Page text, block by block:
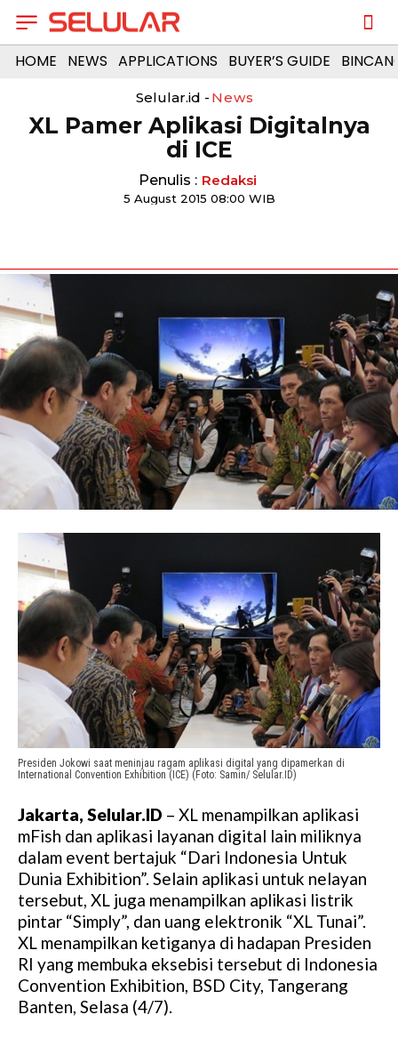
HOME NEWS APPLICATIONS BUYER’S GUIDE
Selular.id - News
XL Pamer Aplikasi Digitalnya
di ICE
Penulis : Redaksi
5 August 2015 08:00 WIB
Presiden Jokowi saat meninjau ragam aplikasi digital yang dipamerkan di
International Convention Exhibition (ICE) (Foto: Samin/ Selular.ID)
Jakarta, Selular.ID – XL menampilkan aplikasi
mFish dan aplikasi layanan digital lain miliknya
dalam event bertajuk “Dari Indonesia Untuk
Dunia Exhibition”. Selain aplikasi untuk nelayan
tersebut, XL juga menampilkan aplikasi listrik
pintar “Simply”, dan uang elektronik “XL Tunai”.
XL menampilkan ketiganya di hadapan Presiden
RI yang membuka eksebisi tersebut di Indonesia
Convention Exhibition, BSD City, Tangerang
Banten, Selasa (4/7).